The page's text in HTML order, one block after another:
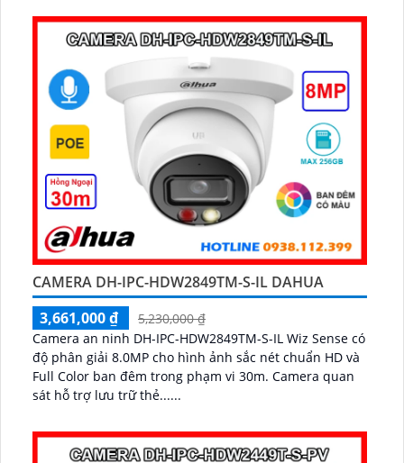
CAMERA DH-IPC-HDW2849TM-S-IL DAHUA
3,661,000 ₫
5,230,000 ₫
Camera an ninh DH-IPC-HDW2849TM-S-IL Wiz Sense có
độ phân giải 8.0MP cho hình ảnh sắc nét chuẩn HD và
Full Color ban đêm trong phạm vi 30m. Camera quan
sát hỗ trợ lưu trữ thẻ......